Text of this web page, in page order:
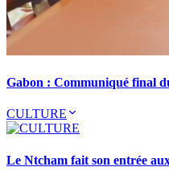
Gabon : Communiqué final
CULTURE
Le Ntcham fait son entrée